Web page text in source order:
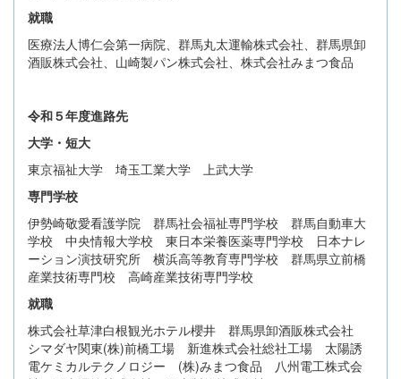
就職
医療法人博仁会第一病院、群馬丸太運輸株式会社、群馬県卸
酒販株式会社、山崎製パン株式会社、株式会社みまつ食品
令和５年度進路先
大学・短大
東京福祉大学 埼玉工業大学 上武大学
専門学校
伊勢崎敬愛看護学院 群馬社会福祉専門学校 群馬自動車大
学校 中央情報大学校 東日本栄養医薬専門学校 日本ナレ
ーション演技研究所 横浜高等教育専門学校 群馬県立前橋
産業技術専門校 高崎産業技術専門学校
就職
株式会社草津白根観光ホテル櫻井 群馬県卸酒販株式会社
シマダヤ関東(株)前橋工場 新進株式会社総社工場 太陽誘
電ケミカルテクノロジー (株)みまつ食品 八州電工株式会